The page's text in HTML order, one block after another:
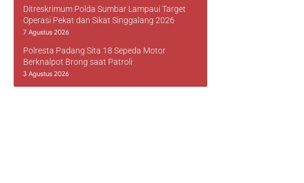
Ditreskrimum Polda Sumbar Lampaui Target
Operasi Pekat dan Sikat Singgalang 2026
7 Agustus 2026
Polresta Padang Sita 18 Sepeda Motor
Berknalpot Brong saat Patroli
3 Agustus 2026